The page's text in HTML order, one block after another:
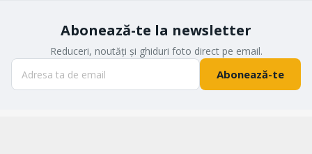
Abonează-te la newsletter
Reduceri, noutăți și ghiduri foto direct pe email.
Abonează-te